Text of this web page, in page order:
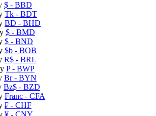
$ - BBD
Tk - BDT
BD - BHD
$ - BMD
$ - BND
$b - BOB
R$ - BRL
P- BWP
Br- BYN
Bz$ - BZD
Franc - CFA
₣ - CHF
¥ - CNY